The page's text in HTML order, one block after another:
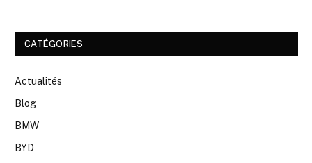
CATÉGORIES
Actualités
Blog
BMW
BYD